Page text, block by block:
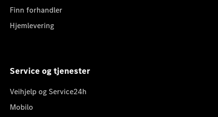
Finn forhandler
Hjemlevering
Service og tjenester
Veihjelp og Service24h
Mobilo